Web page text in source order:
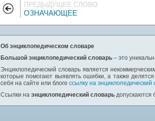
ПРЕДЫДУЩЕЕ СЛОВО
ОЗНАЧАЮЩЕЕ
Об энциклопедическом словаре
Большой энциклопедический словарь – это
Энциклопедический словарь является
которые помогают выявлять ошибки, а также
себя на сайте или блоге ссылку на энциклопедический
Ссылки на энциклопедический словарь допускаются